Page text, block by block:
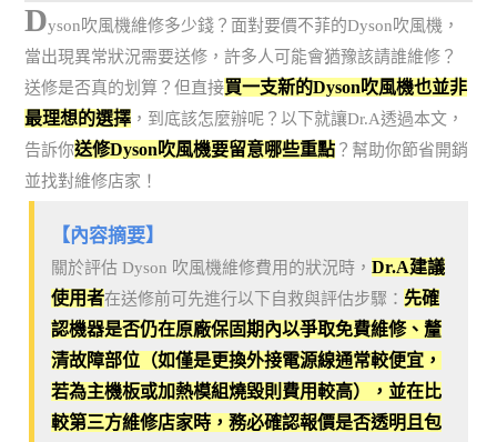
Dyson吹風機維修多少錢？面對要價不菲的Dyson吹風機，
當出現異常狀況需要送修，許多人可能會猶豫該請誰維修？
送修是否真的划算？但直接買一支新的Dyson吹風機也並非
最理想的選擇 ，到底該怎麼辦呢？以下就讓Dr.A透過本文，
告訴你送修Dyson吹風機要留意哪些重點 ？幫助你節省開銷
並找對維修店家！
【內容摘要】
關於評估 Dyson 吹風機維修費用的狀況時，Dr.A建議
使用者在送修前可先進行以下自救與評估步驟： 先確
認機器是否仍在原廠保固期內以爭取免費維修、釐
清故障部位（如僅是更換外接電源線通常較便宜，
若為主機板或加熱模組燒毀則費用較高），並在比
較第三方維修店家時，務必確認報價是否透明且包